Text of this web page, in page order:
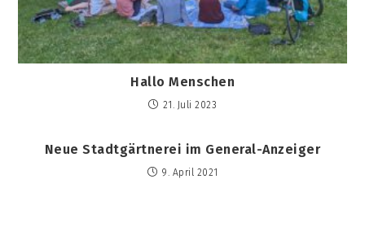
Hallo Menschen
21. Juli 2023
Neue Stadtgärtnerei im General-Anzeiger
9. April 2021